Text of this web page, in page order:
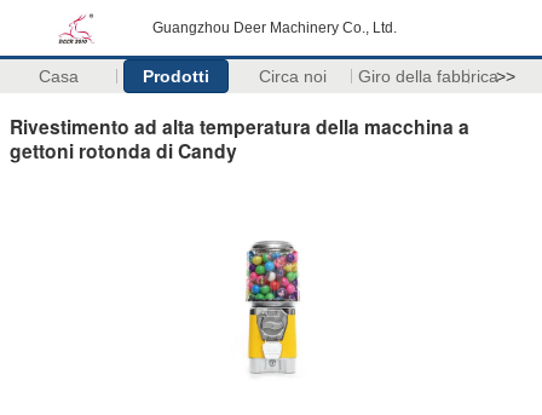
Guangzhou Deer Machinery Co., Ltd.
Casa Prodotti Circa noi Giro della fabbrica>>
Rivestimento ad alta temperatura della macchina a
gettoni rotonda di Candy